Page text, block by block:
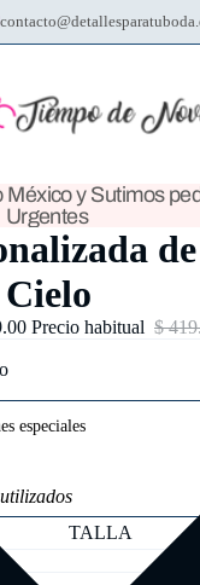
México y Sutimos
Urgentes
Precio habitual $
TALLA